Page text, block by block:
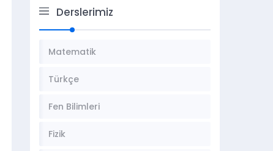
Derslerimiz
Matematik
Türkçe
Fen Bilimleri
Fizik